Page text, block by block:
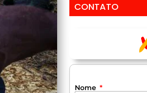
CONTATO
Nome